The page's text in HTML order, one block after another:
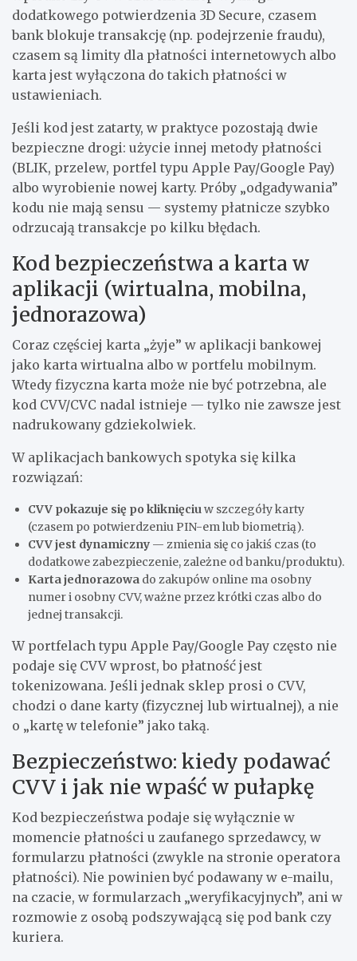
dodatkowego potwierdzenia 3D Secure, czasem
bank blokuje transakcję (np. podejrzenie fraudu),
czasem są limity dla płatności internetowych albo
karta jest wyłączona do takich płatności w
ustawieniach.
Jeśli kod jest zatarty, w praktyce pozostają dwie
bezpieczne drogi: użycie innej metody płatności
(BLIK, przelew, portfel typu Apple Pay/Google Pay)
albo wyrobienie nowej karty. Próby „odgadywania”
kodu nie mają sensu — systemy płatnicze szybko
odrzucają transakcje po kilku błędach.
Kod bezpieczeństwa a karta w
aplikacji (wirtualna, mobilna,
jednorazowa)
Coraz częściej karta „żyje” w aplikacji bankowej
jako karta wirtualna albo w portfelu mobilnym.
Wtedy fizyczna karta może nie być potrzebna, ale
kod CVV/CVC nadal istnieje — tylko nie zawsze jest
nadrukowany gdziekolwiek.
W aplikacjach bankowych spotyka się kilka
rozwiązań:
CVV pokazuje się po kliknięciuw szczegóły karty
(czasem po potwierdzeniu PIN-em lub biometrią).
CVV jest dynamiczny — zmienia się co jakiś czas (to
dodatkowe zabezpieczenie, zależne od banku/produktu).
Karta jednorazowa do zakupów online ma osobny
numer i osobny CVV, ważne przez krótki czas albo do
jednej transakcji.
W portfelach typu Apple Pay/Google Pay często nie
podaje się CVV wprost, bo płatność jest
tokenizowana. Jeśli jednak sklep prosi o CVV,
chodzi o dane karty (fizycznej lub wirtualnej), a nie
o „kartę w telefonie” jako taką.
Bezpieczeństwo: kiedy podawać
CVV i jak nie wpaść w pułapkę
Kod bezpieczeństwa podaje się wyłącznie w
momencie płatności u zaufanego sprzedawcy, w
formularzu płatności (zwykle na stronie operatora
płatności). Nie powinien być podawany w e-mailu,
na czacie, w formularzach „weryfikacyjnych”, ani w
rozmowie z osobą podszywającą się pod bank czy
kuriera.